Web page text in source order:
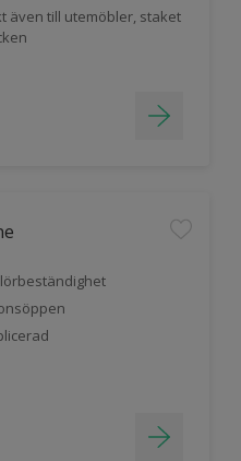
även till utemöbler, staket